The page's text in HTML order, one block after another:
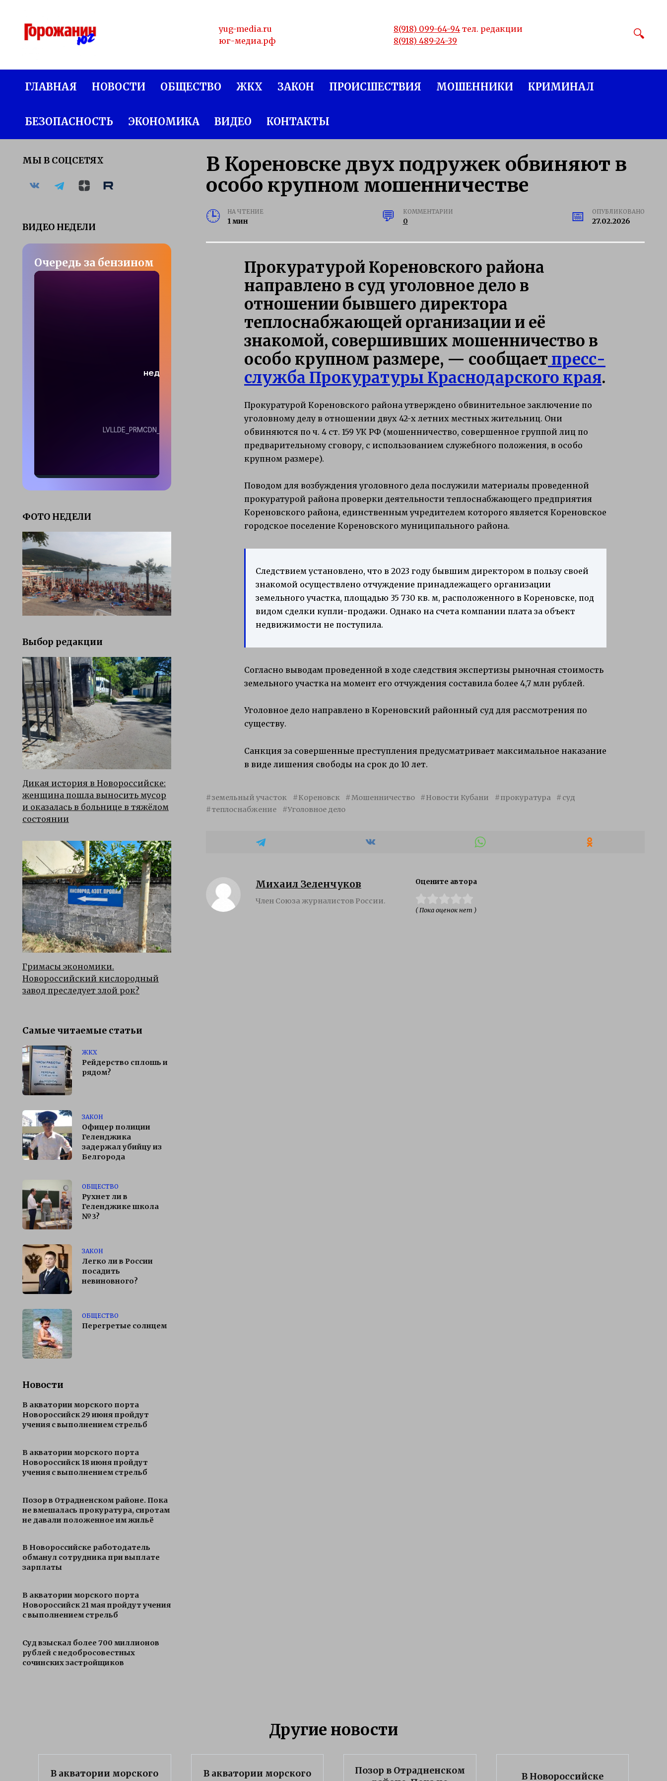
содержанию
yug-media.ru
юг-медиа.рф
8(918) 099-64-94тел. редакции
8(918) 489-24-39
ГЛАВНАЯ НОВОСТИ ОБЩЕСТВО ЖКХ ЗАКОН ПРОИСШЕСТВИЯ МОШЕННИКИ КРИМИНАЛ
БЕЗОПАСНОСТЬ ЭКОНОМИКА ВИДЕО КОНТАКТЫ
В Кореновске двух подружек обвиняют в
особо крупном мошенничестве
НА ЧТЕНИЕ
1 мин
КОММЕНТАРИИ
0
ОПУБЛИКОВАНО
27.02.2026
Прокуратурой Кореновского района
направлено в суд уголовное дело в
отношении бывшего директора
теплоснабжающей организации и её
знакомой, совершивших мошенничество в
особо крупном размере, — сообщает пресс-
служба Прокуратуры Краснодарского края.
Прокуратурой Кореновского района утверждено обвинительное заключение по
уголовному делу в отношении двух 42-х летних местных жительниц. Они
обвиняются по ч. 4 ст. 159 УК РФ (мошенничество, совершенное группой лиц по
предварительному сговору, с использованием служебного положения, в особо
крупном размере).
Поводом для возбуждения уголовного дела послужили материалы проведенной
прокуратурой района проверки деятельности теплоснабжающего предприятия
Кореновского района, единственным учредителем которого является Кореновское
городское поселение Кореновского муниципального района.
Следствием установлено, что в 2023 году бывшим директором в пользу своей
знакомой осуществлено отчуждение принадлежащего организации
земельного участка, площадью 35 730 кв. м, расположенного в Кореновске, под
видом сделки купли-продажи. Однако на счета компании плата за объект
недвижимости не поступила.
Согласно выводам проведенной в ходе следствия экспертизы рыночная стоимость
земельного участка на момент его отчуждения составила более 4,7 млн рублей.
Уголовное дело направлено в Кореновский районный суд для рассмотрения по
существу.
Санкция за совершенные преступления предусматривает максимальное наказание
в виде лишения свободы на срок до 10 лет.
земельный участок Кореновск Мошенничество Новости Кубани прокуратура
суд
теплоснабжение
Уголовное дело
Михаил Зеленчуков
Член Союза журналистов России.
Оцените автора
( Пока оценок нет )
МЫ В СОЦСЕТЯХ
ВИДЕО НЕДЕЛИ
Очередь за бензином
ФОТО НЕДЕЛИ
Выбор редакции
Дикая история в Новороссийске:
женщина пошла выносить мусор
и оказалась в больнице в тяжёлом
состоянии
Гримасы экономики.
Новороссийский кислородный
завод преследует злой рок?
Самые читаемые статьи
ЖКХ
Рейдерство сплошь и
рядом?
ЗАКОН
Офицер полиции
Геленджика
задержал убийцу из
Белгорода
ОБЩЕСТВО
Рухнет ли в
Геленджике школа
№3?
ЗАКОН
Легко ли в России
посадить
невиновного?
ОБЩЕСТВО
Перегретые солнцем
Новости
В акватории морского порта
Новороссийск 29 июня пройдут
учения с выполнением стрельб
В акватории морского порта
Новороссийск 18 июня пройдут
учения с выполнением стрельб
Позор в Отрадненском районе. Пока
не вмешалась прокуратура, сиротам
не давали положенное им жильё
В Новороссийске работодатель
обманул сотрудника при выплате
зарплаты
В акватории морского порта
Новороссийск 21 мая пройдут учения
с выполнением стрельб
Суд взыскал более 700 миллионов
рублей с недобросовестных
сочинских застройщиков
Другие новости
В акватории морского
В акватории морского
Позор в Отрадненском
В Новороссийске